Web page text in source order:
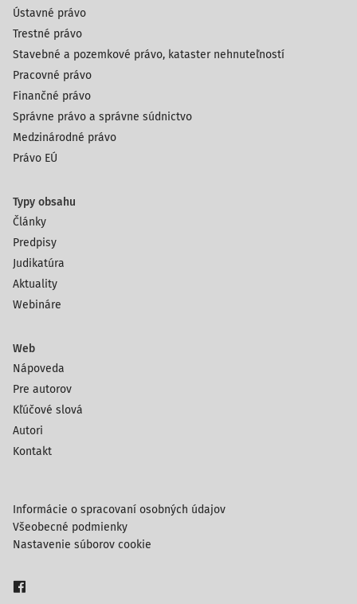
Ústavné právo
Trestné právo
Stavebné a pozemkové právo, kataster nehnuteľností
Pracovné právo
Finančné právo
Správne právo a správne súdnictvo
Medzinárodné právo
Právo EÚ
Typy obsahu
Články
Predpisy
Judikatúra
Aktuality
Webináre
Web
Nápoveda
Pre autorov
Kľúčové slová
Autori
Kontakt
Informácie o spracovaní osobných údajov
Všeobecné podmienky
Nastavenie súborov cookie